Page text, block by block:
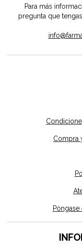
Para más
pregunta que
Compra